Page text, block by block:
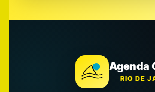
Agenda
RIO DE